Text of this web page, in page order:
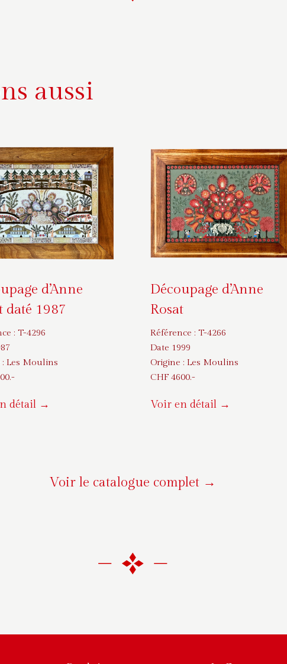
aussi
d’Anne
daté 1987
: T-4296
Les Moulins
.-
détail →
Découpage d’Anne
Rosat
Référence : T-4266
Date 1999
Origine : Les Moulins
CHF 4600.-
Voir en détail →
Voir le catalogue complet →